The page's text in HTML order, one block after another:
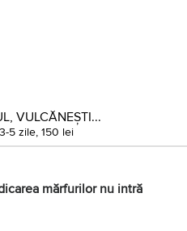
VULCĂNEȘTI...
5 zile, 150 lei
mărfurilor nu intră